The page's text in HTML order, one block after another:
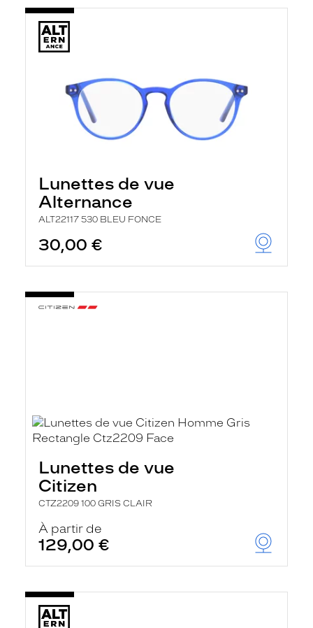
Lunettes de vue
Alternance
ALT22117 530 BLEU FONCE
30,00 €
Lunettes de vue
Citizen
CTZ2209 100 GRIS CLAIR
À partir de
129,00 €